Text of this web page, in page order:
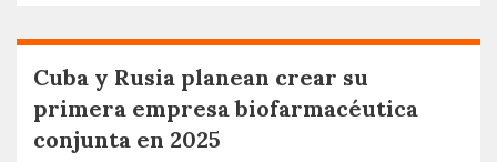
Cuba y Rusia planean crear su
primera empresa biofarmacéutica
conjunta en 2025